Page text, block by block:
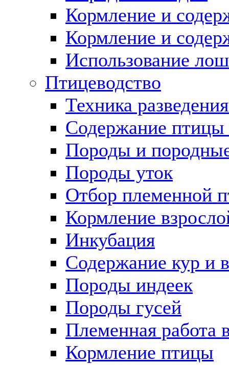
Кормление и
Кормление и
Использование
Птицеводство
Техника
Содержание птицы
Породы и
Породы уток
Отбор племенной
Кормление
Инкубация
Содержание кур и
Породы индеек
Породы гусей
Племенная работа
Кормление птицы